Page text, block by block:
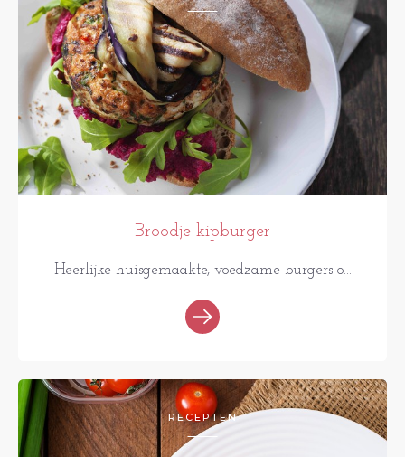
Broodje kipburger
Heerlijke huisgemaakte, voedzame burgers o...
RECEPTEN